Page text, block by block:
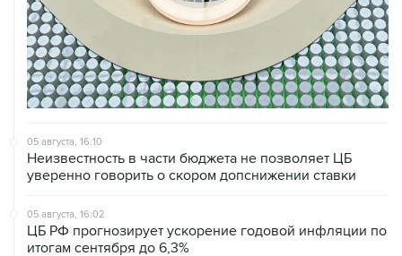
05 августа, 16:10
Неизвестность в части бюджета не позволяет ЦБ
уверенно говорить о скором допснижении ставки
05 августа, 16:02
ЦБ РФ прогнозирует ускорение годовой инфляции по
итогам сентября до 6,3%